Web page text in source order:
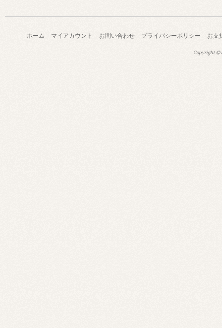
ホーム マイアカウント お問い合わせ プライバシーポリシー お支
Copyright ©